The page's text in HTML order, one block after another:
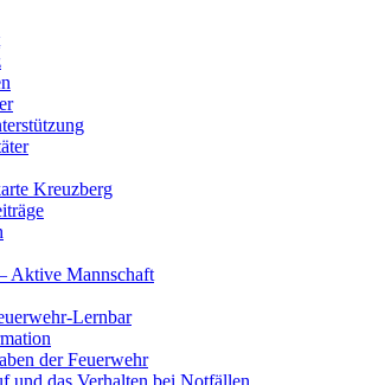
Kreuzberg
Aktive Mannschaft
Lernbar
der Feuerwehr
und das Verhalten bei Notfällen